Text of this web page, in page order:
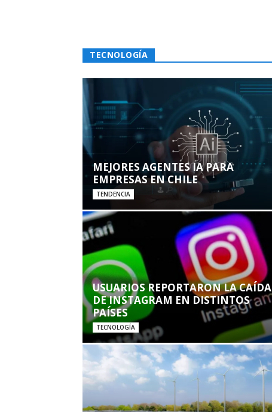
TECNOLOGÍA
MEJORES AGENTES IA PARA
EMPRESAS EN CHILE
TENDENCIA
USUARIOS REPORTARON LA CAÍDA
DE INSTAGRAM EN DISTINTOS
PAÍSES
TECNOLOGÍA